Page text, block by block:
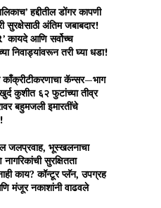
हद्दीतील डोंगर कापणी
सुरक्षेसाठी अंतिम जबाबदार!
कायदे आणि सर्वोच्च
निवाड्यांवरून तरी घ्या धडा!
कॅन्सर—भाग
कुशीत ६२ फुटांच्या तीव्र
बहुमजली इमारतींचे
जलप्रवाह, भूस्खलनाचा
सुरक्षितता
काय? कॉन्टूर प्लॅन, उपग्रह
मंजूर नकाशांनी वाढवले